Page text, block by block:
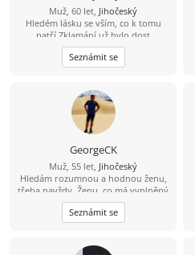
Muž, 60 let, Jihočeský
Hledém lásku se vším, co k tomu
patří.Zklamání už bylo dost
Seznámit se
GeorgeCK
Muž, 55 let, Jihočeský
Hledám rozumnou a hodnou ženu,
třeba navždy. Ženu, co má vyplněný
celý profil. I negativní odpověď je
lepší než fucking mlčení.
Seznámit se